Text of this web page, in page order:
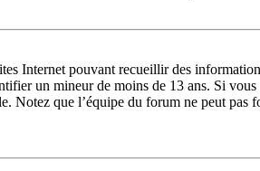
Internet pouvant recueillir des
un mineur de moins de 13 ans. Si vous
Notez que l’équipe du forum ne peut pas